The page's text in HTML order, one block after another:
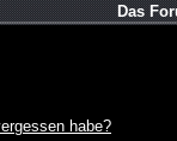
Das
habe?